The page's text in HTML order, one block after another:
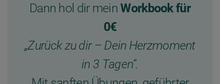
Dann hol dir meinWorkbook für
0€
„Zurück zu dir – Dein Herzmoment
in 3 Tagen“.